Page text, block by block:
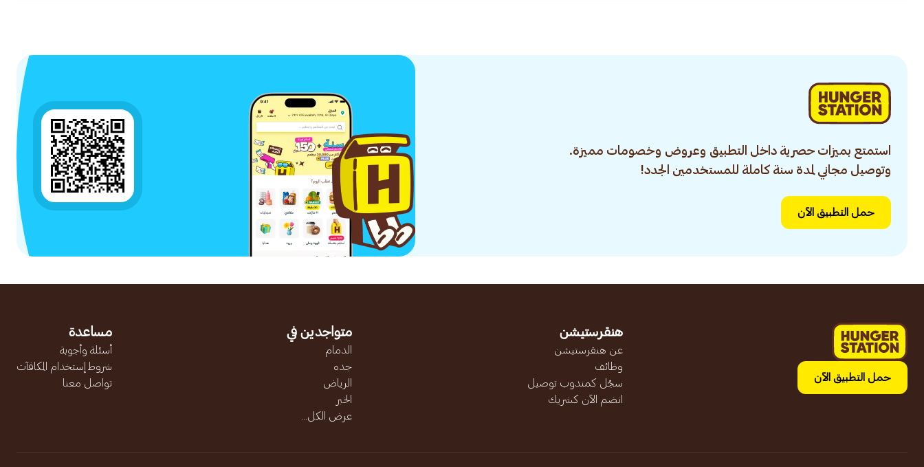
استمتع بميزات حصرية داخل التطبيق وعروض وخصومات مميزة.
وتوصيل مجاني لمدة سنة كاملة للمستخدمين الجدد!
حمل التطبيق الآن
حمل التطبيق الآن
هنقرستيشن
عن هنقرستيشن
وظائف
سجّل كمندوب توصيل
انضم الآن كشريك
متواجدين في
الدمام
جده
الرياض
الخبر
عرض الكل...
مساعدة
أسئلة وأجوبة
شروط إستخدام المكافآت
تواصل معنا